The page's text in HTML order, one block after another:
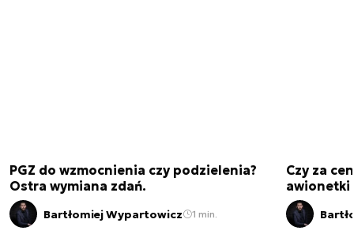
PGZ do wzmocnienia czy podzielenia?
Ostra wymiana zdań.
Bartłomiej Wypartowicz 1 min.
Czy za
awionetki